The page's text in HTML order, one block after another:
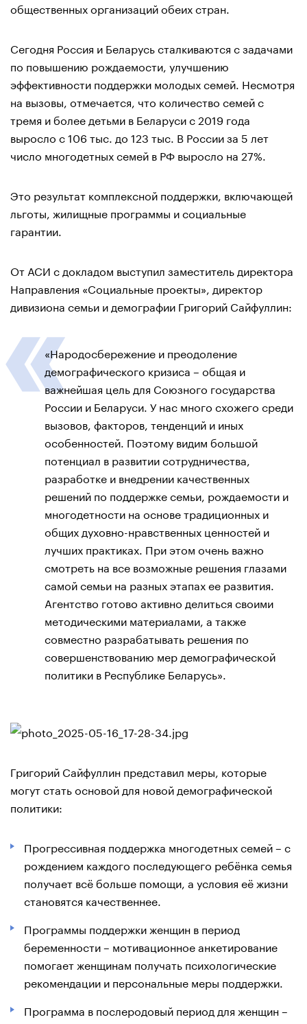
общественных организаций обеих стран.
Сегодня Россия и Беларусь сталкиваются с задачами
по повышению рождаемости, улучшению
эффективности поддержки молодых семей. Несмотря
на вызовы, отмечается, что количество семей с
тремя и более детьми в Беларуси с 2019 года
выросло с 106 тыс. до 123 тыс. В России за 5 лет
число многодетных семей в РФ выросло на 27%.
Это результат комплексной поддержки, включающей
льготы, жилищные программы и социальные
гарантии.
От АСИ с докладом выступил заместитель директора
Направления «Социальные проекты», директор
дивизиона семьи и демографии Григорий Сайфуллин:
«Народосбережение и преодоление
демографического кризиса – общая и
важнейшая цель для Союзного государства
России и Беларуси. У нас много схожего среди
вызовов, факторов, тенденций и иных
особенностей. Поэтому видим большой
потенциал в развитии сотрудничества,
разработке и внедрении качественных
решений по поддержке семьи, рождаемости и
многодетности на основе традиционных и
общих духовно-нравственных ценностей и
лучших практиках. При этом очень важно
смотреть на все возможные решения глазами
самой семьи на разных этапах ее развития.
Агентство готово активно делиться своими
методическими материалами, а также
совместно разрабатывать решения по
совершенствованию мер демографической
политики в Республике Беларусь».
Григорий Сайфуллин представил меры, которые
могут стать основой для новой демографической
политики:
Прогрессивная поддержка многодетных семей – с
рождением каждого последующего ребёнка семья
получает всё больше помощи, а условия её жизни
становятся качественнее.
Программы поддержки женщин в период
беременности – мотивационное анкетирование
помогает женщинам получать психологические
рекомендации и персональные меры поддержки.
Программа в послеродовый период для женщин –